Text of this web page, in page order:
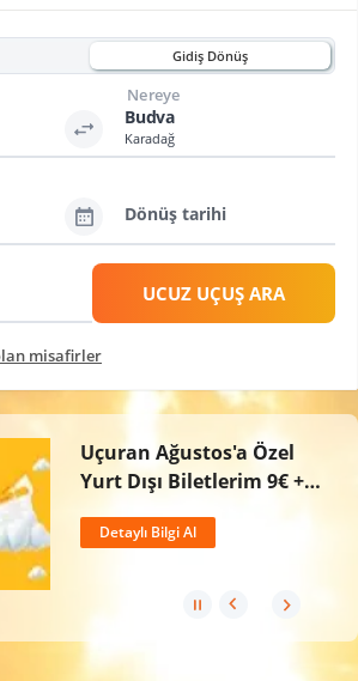
Gidiş Dönüş
Budva
Karadağ
Nereye
Dönüş tarihi
UCUZ UÇUŞ ARA
misafirler
Uçuran Ağustos'a Özel
Yurt Dışı Biletlerim 9€ +
Fiyatlarla
Detaylı Bilgi Al